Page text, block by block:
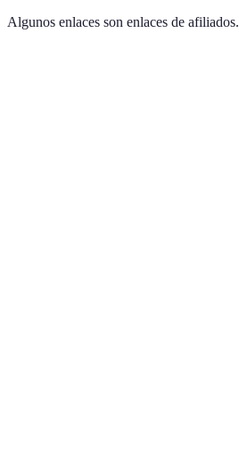
Algunos enlaces son enlaces de afiliados.